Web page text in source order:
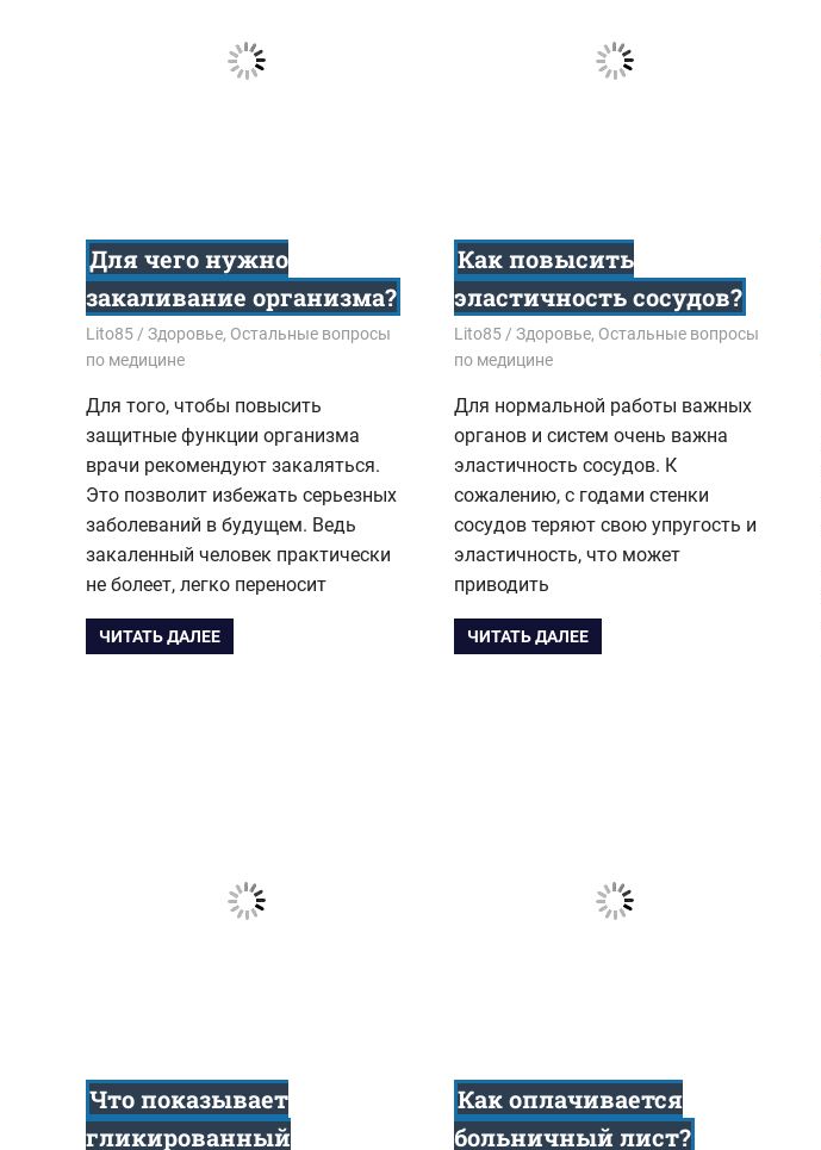
Для чего нужно
закаливание организма?
08.11.2017
Lito85 Здоровье, Остальные вопросы
по медицине
Для того, чтобы повысить
защитные функции организма
врачи рекомендуют закаляться.
Это позволит избежать серьезных
заболеваний в будущем. Ведь
закаленный человек практически
не болеет, легко переносит
ЧИТАТЬ ДАЛЕЕ
Как повысить
эластичность сосудов?
28.10.2017
Lito85 Здоровье, Остальные вопросы
по медицине
Для нормальной работы важных
органов и систем очень важна
эластичность сосудов. К
сожалению, с годами стенки
сосудов теряют свою упругость и
эластичность, что может
приводить
ЧИТАТЬ ДАЛЕЕ
Что показывает
гликированный
Как оплачивается
больничный лист?